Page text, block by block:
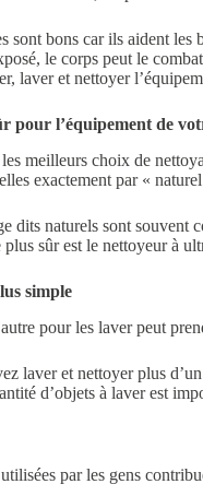
sont bons car ils aident
le corps peut le
laver et nettoyer
pour l’équipement de
meilleurs choix de
exactement par «
dits naturels sont souvent
sûr est le nettoyeur à
simple
pour les laver peut
laver et nettoyer plus
d’objets à laver est
par les gens